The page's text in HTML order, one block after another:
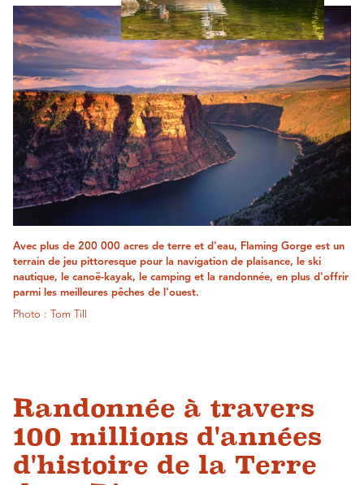
Avec plus de 200 000 acres de terre et d'eau, Flaming Gorge est un
terrain de jeu pittoresque pour la navigation de plaisance, le ski
nautique, le canoë-kayak, le camping et la randonnée, en plus d'offrir
parmi les meilleures pêches de l'ouest.
Photo : Tom Till
Randonnée à travers
100 millions d'années
d'histoire de la Terre